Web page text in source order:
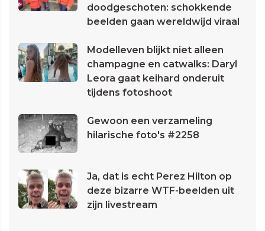
doodgeschoten: schokkende
beelden gaan wereldwijd viraal
Modelleven blijkt niet alleen
champagne en catwalks: Daryl
Leora gaat keihard onderuit
tijdens fotoshoot
Gewoon een verzameling
hilarische foto's #2258
Ja, dat is echt Perez Hilton op
deze bizarre WTF-beelden uit
zijn livestream